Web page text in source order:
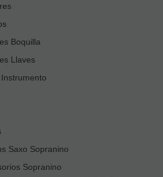
Boquilla
Llaves
Saxo Sopranino
Sopranino